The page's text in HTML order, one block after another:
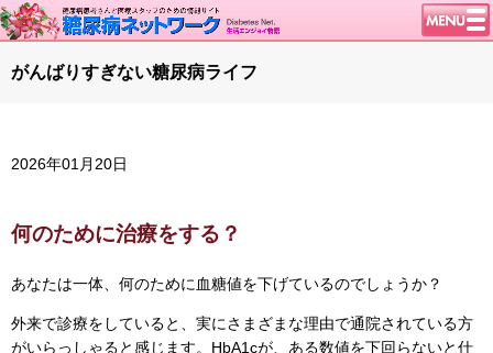
トップページ
談話室BBS
特集・連載
腎臓の健康道
インスリンポンプ
がんばりすぎない糖尿病ライフ
2026年01月20日
何のために治療をする？
あなたは一体、何のために血糖値を下げているのでしょうか？
外来で診療をしていると、実にさまざまな理由で通院されている方
がいらっしゃると感じます。HbA1cが、ある数値を下回らないと仕